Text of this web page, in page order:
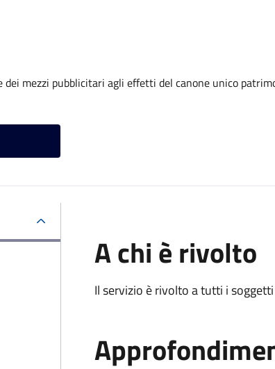
dei mezzi pubblicitari agli effetti del canone unico
A chi è rivolto
Il servizio è rivolto a tutti i